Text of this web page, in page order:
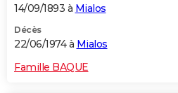
14/09/1893 à Mialos
Décès
22/06/1974 à Mialos
Famille BAQUE